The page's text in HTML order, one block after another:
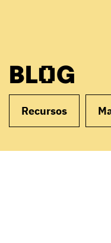
BLOG
Recursos